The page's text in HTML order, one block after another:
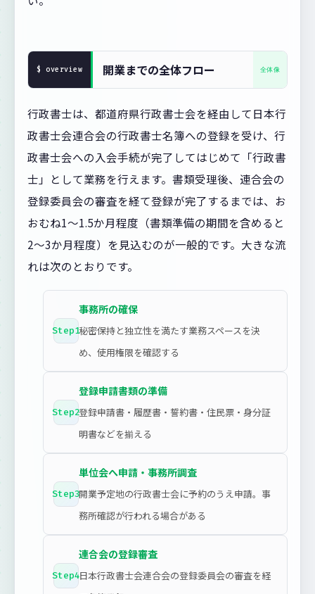
開業までの全体フロー
行政書士は、都道府県行政書士会を経由して日本行
政書士会連合会の行政書士名簿への登録を受け、行
政書士会への入会手続が完了してはじめて「行政書
士」として業務を行えます。書類受理後、連合会の
登録委員会の審査を経て登録が完了するまでは、お
おむね1〜1.5か月程度（書類準備の期間を含めると
2〜3か月程度）を見込むのが一般的です。大きな流
れは次のとおりです。
Step1
事務所の確保
秘密保持と独立性を満たす業務スペースを決
め、使用権限を確認する
Step2
登録申請書類の準備
登録申請書・履歴書・誓約書・住民票・身分証
明書などを揃える
Step3
単位会へ申請・事務所調査
開業予定地の行政書士会に予約のうえ申請。事
務所確認が行われる場合がある
Step4
連合会の登録審査
日本行政書士会連合会の登録委員会の審査を経